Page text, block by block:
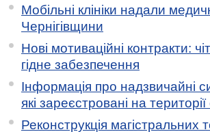
Мобільні клініки надали
Чернігівщини
Нові мотиваційні контракти:
гідне забезпечення
Інформація про надзвичайні
які зареєстровані на
Реконструкція магістральних